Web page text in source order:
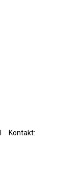
Kontakt: